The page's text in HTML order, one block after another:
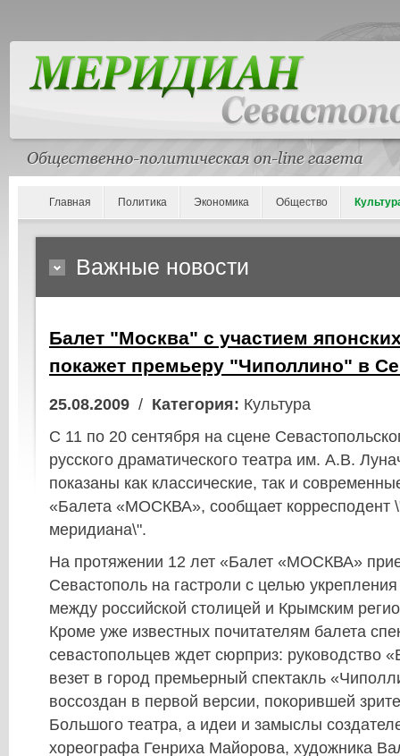
Главная Политика Экономика Общество
Важные новости
Балет "Москва" с участием
покажет премьеру "Чиполлино" в
25.08.2009 / Категория: Культура
С 11 по 20 сентября на сцене
русского драматического театра им. А.В.
показаны как классические, так и
«Балета «МОСКВА», сообщает корресподент
меридиана\".
На протяжении 12 лет «Балет «МОСКВА»
Севастополь на гастроли с целью
между российской столицей и Крымским
Кроме уже известных почитателям балета
севастопольцев ждет сюрприз: руководство
везет в город премьерный спектакль
воссоздан в первой версии, покорившей
Большого театра, а идеи и замыслы
хореографа Генриха Майорова, художника